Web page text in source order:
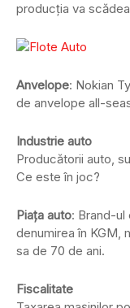
producția va scădea
Anvelope: Nokian
de anvelope all-
Industrie auto
Producătorii auto,
Ce este în joc?
Piața auto: Brand-ul
denumirea în KGM,
sa de 70 de ani.
Fiscalitate